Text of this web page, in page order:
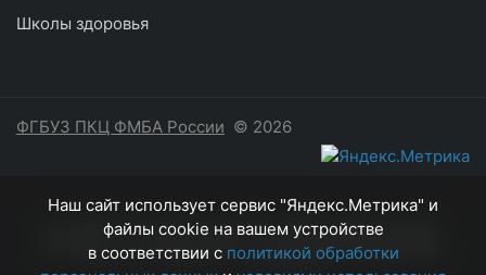
Школы здоровья
ФГБУЗ ПКЦ ФМБА России © 2026
НЕОБХОДИМА
Наш сайт использует сервис "Яндекс.Метрика" и
файлы cookie на вашем устройстве
в соответствии с политикой обработки